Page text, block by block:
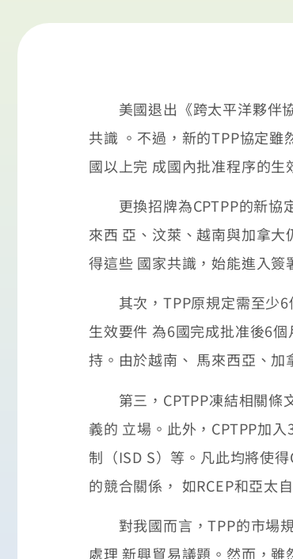
美國退出《跨太平洋夥伴協
共識 。不過，新的TPP協定
國以上完 成國內批准程序的生
更換招牌為CPTPP的新協
來西 亞、汶萊、越南與加拿
得這些 國家共識，始能進入簽
其次，TPP原規定需至少6
生效要件 為6國完成批准後6
持。由於越南、 馬來西亞、加
第三，CPTPP凍結相關條
義的 立場。此外，CPTPP加
制（ISD S）等。凡此均將使
的競合關係， 如RCEP和亞太
對我國而言，TPP的市場規
處理 新興貿易議題。然而，